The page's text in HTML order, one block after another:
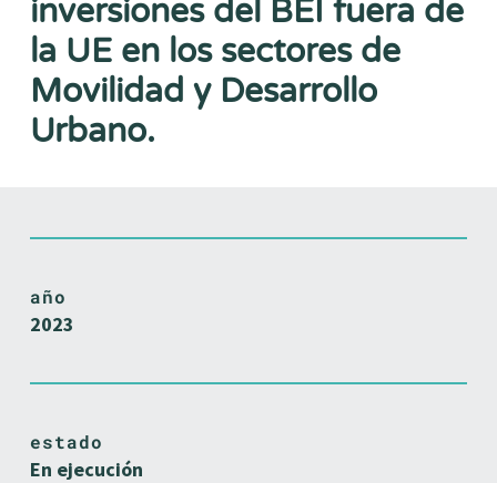
inversiones del BEI fuera de
la UE en los sectores de
Movilidad y Desarrollo
Urbano.
año
2023
estado
En ejecución